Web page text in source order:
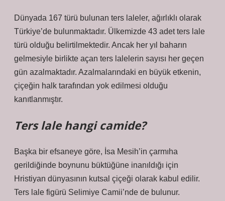
Dünyada 167 türü bulunan ters laleler, ağırlıklı olarak
Türkiye’de bulunmaktadır. Ülkemizde 43 adet ters lale
türü olduğu belirtilmektedir. Ancak her yıl baharın
gelmesiyle birlikte açan ters lalelerin sayısı her geçen
gün azalmaktadır. Azalmalarındaki en büyük etkenin,
çiçeğin halk tarafından yok edilmesi olduğu
kanıtlanmıştır.
Ters lale hangi camide?
Başka bir efsaneye göre, İsa Mesih’in çarmıha
gerildiğinde boynunu büktüğüne inanıldığı için
Hristiyan dünyasının kutsal çiçeği olarak kabul edilir.
Ters lale figürü Selimiye Camii’nde de bulunur.